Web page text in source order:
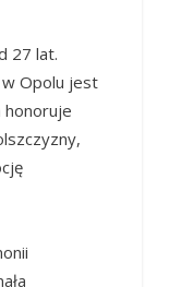
27 lat.
Opolu jest
honoruje